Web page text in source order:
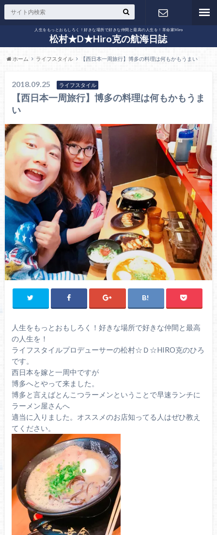
人生をもっとおもしろく！好きな場所で好きな仲間と最高の人生を！革命家Hiro
松村★D★Hiro克の航海日誌
お問い合わ
せ
ホーム ライフスタイル 【西日本一周旅行】博多の料理は何もかもうまい
2018.09.25 ライフスタイル
【西日本一周旅行】博多の料理は何もかもうま
い
人生をもっとおもしろく！好きな場所で好きな仲間と最高
の人生を！
ライフスタイルプロデューサーの松村☆Ｄ☆HIRO克のひろ
です。
西日本を嫁と一周中ですが
博多へとやって来ました。
博多と言えばとんこつラーメンということで早速ランチに
ラーメン屋さんへ
適当に入りました。オススメのお店知ってる人はぜひ教え
てください。